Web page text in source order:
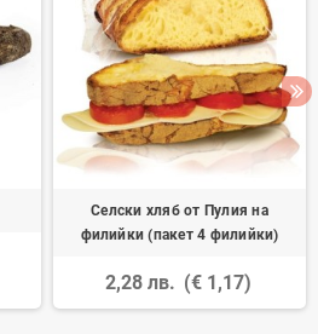
Селски хляб от Пулия на
филийки (пакет 4 филийки)
2,28 лв. (€ 1,17)